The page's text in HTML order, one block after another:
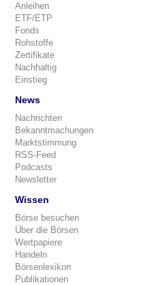
Anleihen
ETF/ETP
Fonds
Rohstoffe
Zertifikate
Nachhaltig
Einstieg
News
Nachrichten
Bekanntmachungen
Marktstimmung
RSS-Feed
Podcasts
Newsletter
Wissen
Börse besuchen
Über die Börsen
Wertpapiere
Handeln
Börsenlexikon
Publikationen